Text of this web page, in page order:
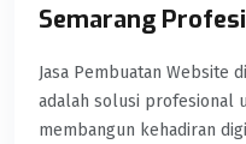
Semarang
Jasa Pembuatan Website
adalah solusi profesional
membangun kehadiran